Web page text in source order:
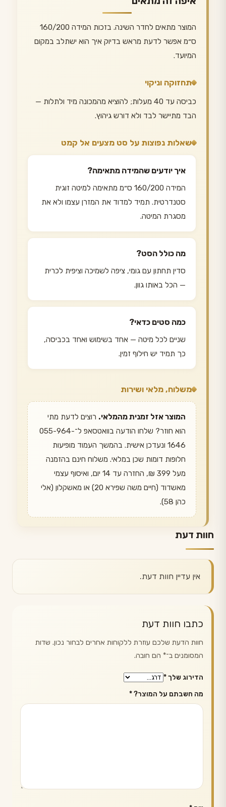
המוצר מתאים לחדר השינה. בזכות המידה 160/200
ס״מ אפשר לדעת מראש בדיוק איך הוא ישתלב במקום
המיועד.
תחזוקה וניקוי
כביסה עד 40 מעלות; להוציא מהמכונה מיד ולתלות —
הבד מתיישר לבד ולא דורש גיהוץ.
שאלות נפוצות על סט מצעים אל קמט
איך יודעים שהמידה מתאימה?
המידה 160/200 ס״מ מתאימה למיטה זוגית
סטנדרטית. תמיד למדוד את המזרן עצמו ולא את
מסגרת המיטה.
מה כולל הסט?
סדין תחתון עם גומי, ציפה לשמיכה וציפית לכרית
— הכל באותו גוון.
כמה סטים כדאי?
שניים לכל מיטה — אחד בשימוש ואחד בכביסה,
כך תמיד יש חילוף זמין.
משלוח, מלאי ושירות
המוצר אזל זמנית מהמלאי. רוצים לדעת מתי
הוא חוזר? שלחו הודעה בוואטסאפ ל־055-964-
1646 ונעדכן אישית. בהמשך העמוד מופיעות
חלופות דומות שכן במלאי. משלוח חינם בהזמנה
מעל 399 ₪, החזרה עד 14 יום, ואיסוף עצמי
מאשדוד (חיים משה שפירא 20) או מאשקלון (אלי
כהן 58).
חוות דעת
אין עדיין חוות דעת.
כתבו חוות דעת
חוות הדעת שלכם עוזרת ללקוחות אחרים לבחור נכון. שדות
המסומנים ב־* הם חובה.
הדירוג שלך*
מה חשבתם על המוצר?*